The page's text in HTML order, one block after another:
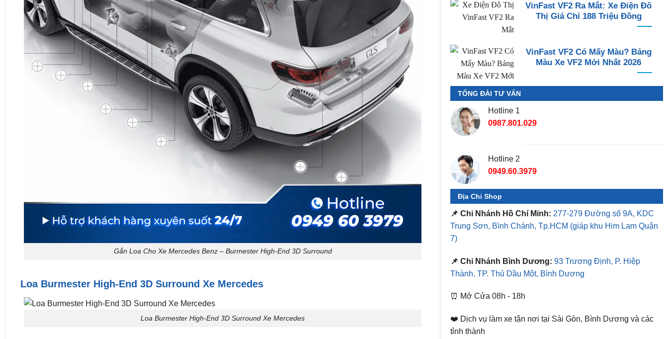
Gắn Loa Cho Xe Mercedes Benz – Burmester High-End 3D Surround
Loa Burmester High-End 3D Surround Xe Mercedes
Loa Burmester High-End 3D Surround Xe Mercedes
VinFast VF2 Ra Mắt: Xe Điện Đô
Thị Giá Chỉ 188 Triệu Đồng
VinFast VF2 Có Mấy Màu? Bảng
Màu Xe VF2 Mới Nhất 2026
TỔNG ĐÀI TƯ VẤN
Hotline 1
0987.801.029
Hotline 2
0949.60.3979
Địa Chỉ Shop
📌 Chi Nhánh Hồ Chí Minh: 277-279 Đường số 9A, KDC
Trung Sơn, Bình Chánh, Tp.HCM (giáp khu Him Lam Quận
7)
📌 Chi Nhánh Bình Dương: 93 Trương Định, P. Hiệp
Thành, TP. Thủ Dầu Một, Bình Dương
⏰ Mở Cửa 08h - 18h
❤️ Dịch vụ làm xe tận nơi tại Sài Gòn, Bình Dương và các
tỉnh thành